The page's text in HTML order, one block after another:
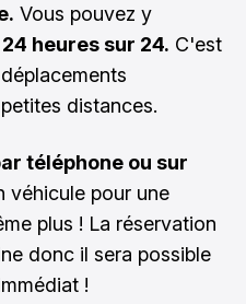
Vous pouvez y
heures sur 24. C'est
distances.
téléphone ou sur
véhicule pour une
plus ! La réservation
donc il sera possible
!